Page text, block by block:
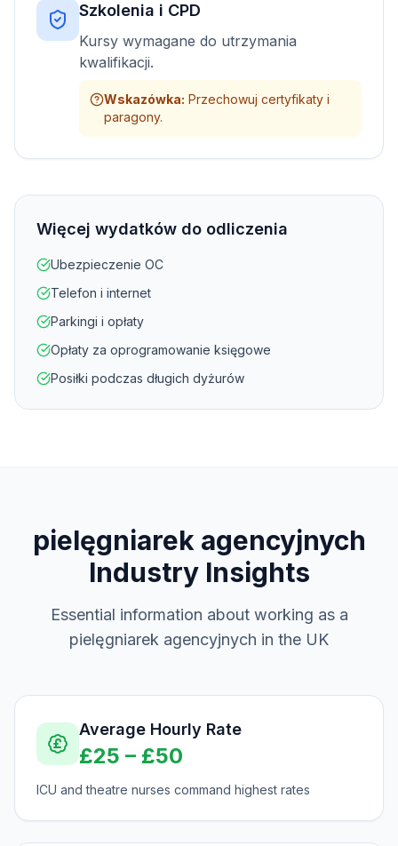
Szkolenia i CPD
Kursy wymagane do utrzymania
kwalifikacji.
Wskazówka: Przechowuj certyfikaty i
paragony.
Więcej wydatków do odliczenia
Ubezpieczenie OC
Telefon i internet
Parkingi i opłaty
Opłaty za oprogramowanie księgowe
Posiłki podczas długich dyżurów
pielęgniarek agencyjnych
Industry Insights
Essential information about working as a
pielęgniarek agencyjnych in the UK
Average Hourly Rate
£25 – £50
ICU and theatre nurses command highest rates